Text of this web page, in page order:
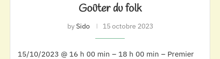
Goûter du folk
bySido 15 octobre 2023
15/10/2023 @ 16 h 00 min – 18 h 00 min – Premier